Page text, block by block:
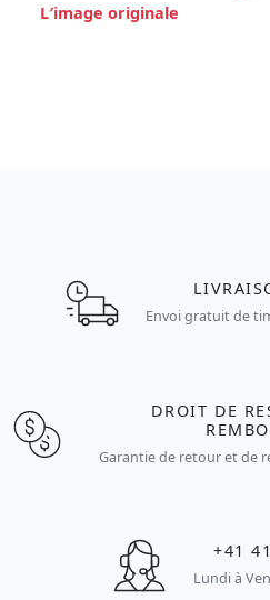
L′image originale
Envoi gratuit de
DROIT DE
Garantie de retour et de
+41
Lundi à